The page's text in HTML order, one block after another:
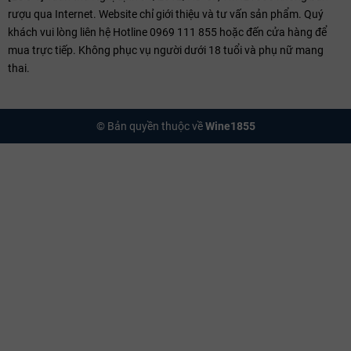
Gia đình Janoueix quản lý danh mục điền trang đa dạng với những
phong cách riêng biệt:
Château Haut-Sarpe
Château La Confession
: Một phong cách hiện đại hơn, giàu năng
lượng và sự phức hợp hương vị mạnh mẽ.
rượu qua Internet. Website chỉ giới thiệu và tư vấn sản phẩm. Quý
khách vui lòng liên hệ Hotline 0969 111 855 hoặc đến cửa hàng để
mua trực tiếp. Không phục vụ người dưới 18 tuổi và phụ nữ mang
thai.
© Bản quyền thuộc vềWine1855